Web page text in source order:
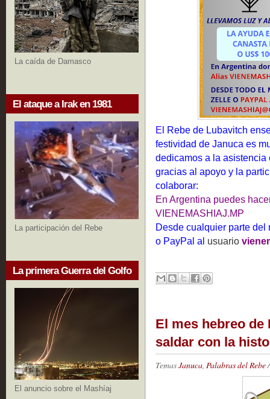
La caída de Damasco
El ataque a Irak en 1981
La participación del Rebe
La primera Guerra del Golfo
El anuncio sobre el Mashíaj
El Rebe de Lubavitch
festividad de Januca es
dedicamos a la
gracias al apoyo y la
colaborar:
En Argentina puedes
VIENEMASHIAJ.MP
Desde cualquier parte del
o PayPal al usuario
El mes hebreo de
saldar con la
TemasJanuca Palabras del Rebe/